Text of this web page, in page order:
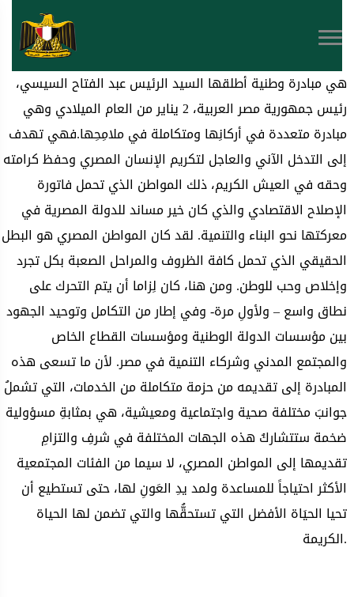
هي مبادرة وطنية أطلقها السيد الرئيس عبد الفتاح السيسي،
رئيس جمهورية مصر العربية، 2 يناير من العام الميلادي وهي
مبادرة متعددة في أركانِها ومتكاملة في ملامِحِها.فهي تهدف
إلى التدخل الآني والعاجل لتكريم الإنسان المصري وحفظ كرامته
وحقه في العيش الكريم، ذلك المواطن الذي تحمل فاتورة
الإصلاح الاقتصادي والذي كان خير مساند للدولة المصرية في
معركتها نحو البناء والتنمية. لقد كان المواطن المصري هو البطل
الحقيقي الذي تحمل كافة الظروف والمراحل الصعبة بكل تجرد
وإخلاص وحب للوطن. ومن هنا، كان لِزاما أن يتم التحرك على
نطاق واسع – ولأولِ مرة- وفي إطار من التكامل وتوحيد الجهود
بين مؤسسات الدولة الوطنية ومؤسسات القطاع الخاص
والمجتمع المدني وشركاء التنمية في مصر. لأن ما تسعى هذه
المبادرة إلى تقديمه من حزمة متكاملة من الخدمات، التي تشملُ
جوانبَ مختلفة صحية واجتماعية ومعيشية، هي بمثابةِ مسؤولية
ضخمة ستتشاركُ هذه الجهات المختلفة في شرفِ والتزامِ
تقديمها إلى المواطن المصري، لا سيما من الفئات المجتمعية
الأكثر احتياجاً للمساعدة ولمد يدِ العَونِ لها، حتى تستطيع أن
تحيا الحيَاة الأفضل التي تستحقُّها والتي تضمن لها الحياة
الكريمة.